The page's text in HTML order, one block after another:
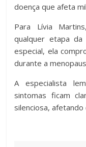
doença que afeta
Para Lívia
qualquer etapa
especial, ela
durante a
A especialista
sintomas ficam
silenciosa,